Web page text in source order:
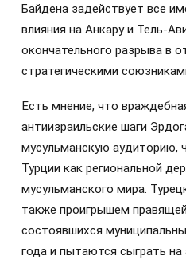
Байдена задействует все
влияния на Анкару и Тель-
окончательного разрыва в
стратегическими
Есть мнение, что
антиизраильские шаги
мусульманскую
Турции как региональной
мусульманского мира.
также проигрышем
состоявшихся
года и пытаются сыграть на